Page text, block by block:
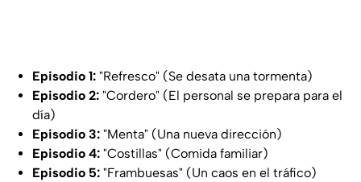
Episodio 1: "Refresco" (Se desata una tormenta)
Episodio 2: "Cordero" (El personal se prepara para el
día)
Episodio 3: "Menta" (Una nueva dirección)
Episodio 4: "Costillas" (Comida familiar)
Episodio 5: "Frambuesas" (Un caos en el tráfico)